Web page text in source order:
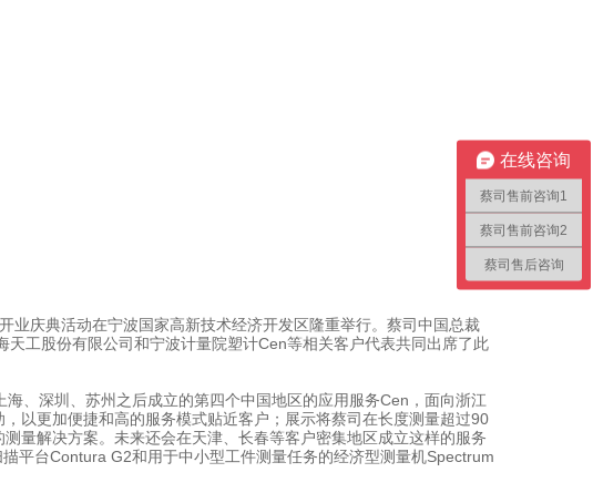
业庆典活动在宁波国家高新技术经济开发区隆重举行。蔡司中国总裁
工股份有限公司和宁波计量院塑计Cen等相关客户代表共同出席了此
、深圳、苏州之后成立的第四个中国地区的应用服务Cen，面向浙江
以更加便捷和高的服务模式贴近客户；展示将蔡司在长度测量超过90
量解决方案。未来还会在天津、长春等客户密集地区成立这样的服务
平台Contura G2和用于中小型工件测量任务的经济型测量机Spectrum
在线咨询
蔡司售前咨询1
蔡司售前咨询2
蔡司售后咨询